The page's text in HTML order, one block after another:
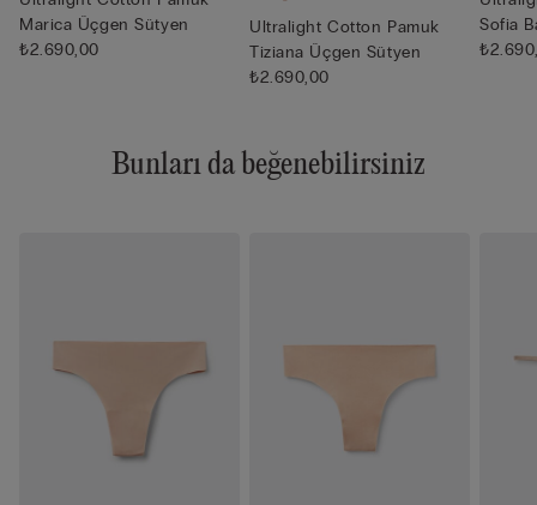
Marica Üçgen Sütyen
₺2.690,00
Ultralight Cotton Pamuk
Tiziana Üçgen Sütyen
₺2.690,00
Sofia
Bunları da beğenebilirsiniz